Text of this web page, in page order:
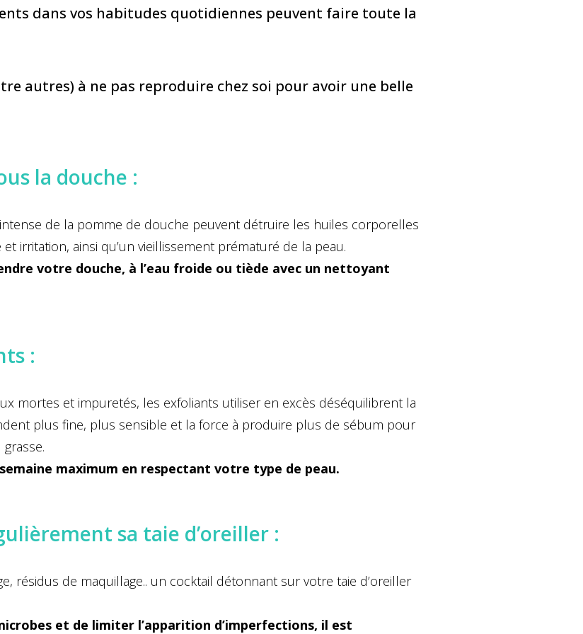
dans vos habitudes quotidiennes peuvent faire toute la
autres) à ne pas reproduire chez soi pour avoir une belle
la douche :
de la pomme de douche peuvent détruire les huiles corporelles
irritation, ainsi qu’un vieillissement prématuré de la peau.
votre douche, à l’eau froide ou tiède avec un nettoyant
:
mortes et impuretés, les exfoliants utiliser en excès déséquilibrent la
plus fine, plus sensible et la force à produire plus de sébum pour
maximum en respectant votre type de peau.
sa taie d’oreiller :
résidus de maquillage.. un cocktail détonnant sur votre taie d’oreiller
et de limiter l’apparition d’imperfections, il est